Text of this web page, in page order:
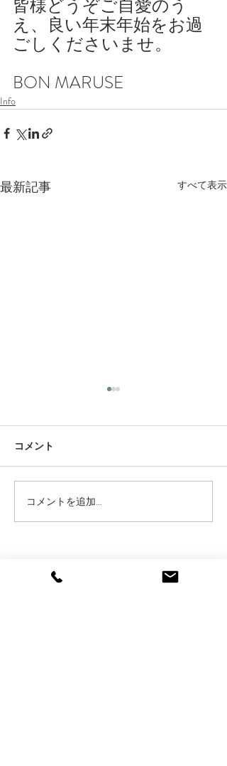
皆様どうぞご自愛のう
え、良い年末年始をお過
ごしくださいませ。
BON MARUSE
Info
最新記事 すべて表示
Online Storeカテゴリー追
加&セール割引率更新のお
コメント
コメントを追加…